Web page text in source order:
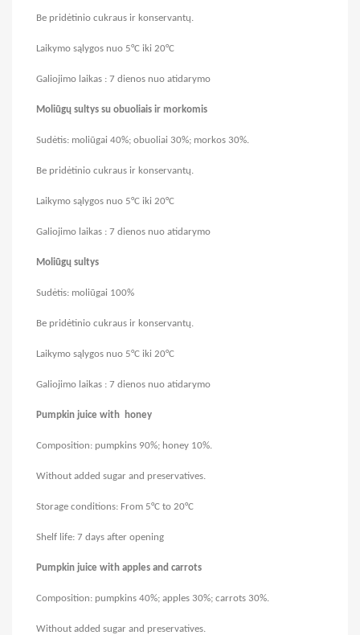
Be pridėtinio cukraus ir konservantų.
Laikymo sąlygos nuo 5°C iki 20°C
Galiojimo laikas : 7 dienos nuo atidarymo
Moliūgų sultys su obuoliais ir morkomis
Sudėtis: moliūgai 40%; obuoliai 30%; morkos 30%.
Be pridėtinio cukraus ir konservantų.
Laikymo sąlygos nuo 5°C iki 20°C
Galiojimo laikas : 7 dienos nuo atidarymo
Moliūgų sultys
Sudėtis: moliūgai 100%
Be pridėtinio cukraus ir konservantų.
Laikymo sąlygos nuo 5°C iki 20°C
Galiojimo laikas : 7 dienos nuo atidarymo
Pumpkin juice with honey
Composition: pumpkins 90%; honey 10%.
Without added sugar and preservatives.
Storage conditions: From 5°C to 20°C
Shelf life: 7 days after opening
Pumpkin juice with apples and carrots
Composition: pumpkins 40%; apples 30%; carrots 30%.
Without added sugar and preservatives.